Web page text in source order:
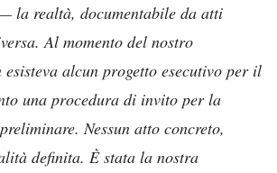
la realtà, documentabile da atti
Al momento del nostro
esisteva alcun progetto esecutivo per il
una procedura di invito per la
Nessun atto concreto,
definita. È stata la nostra